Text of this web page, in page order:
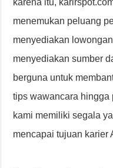
karena itu,
menemukan peluang
menyediakan
menyediakan sumber
berguna untuk
tips wawancara hingga
kami memiliki segala
mencapai tujuan karier